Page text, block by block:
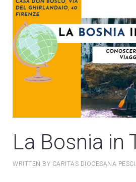
La Bosnia in
WRITTEN BY CARITAS DIOCESANA